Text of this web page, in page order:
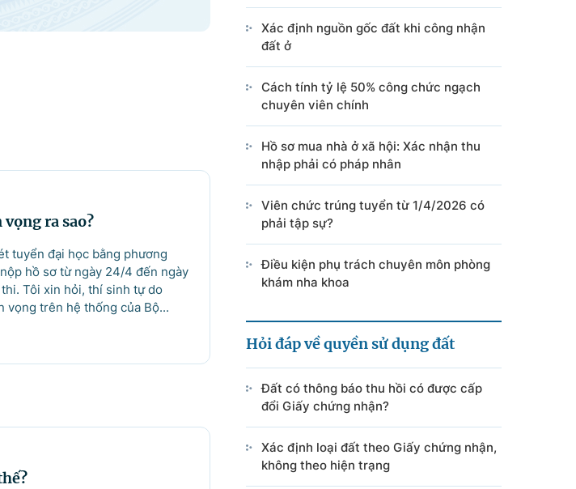
ra sao?
tuyển đại học bằng phương
hồ sơ từ ngày 24/4 đến ngày
Tôi xin hỏi, thí sinh tự do
vọng trên hệ thống của Bộ...
Xác định nguồn gốc đất khi công nhận
đất ở
Cách tính tỷ lệ 50% công chức ngạch
chuyên viên chính
Hồ sơ mua nhà ở xã hội: Xác nhận thu
nhập phải có pháp nhân
Viên chức trúng tuyển từ 1/4/2026 có
phải tập sự?
Điều kiện phụ trách chuyên môn phòng
khám nha khoa
Hỏi đáp về quyền sử dụng đất
Đất có thông báo thu hồi có được cấp
đổi Giấy chứng nhận?
Xác định loại đất theo Giấy chứng nhận,
không theo hiện trạng